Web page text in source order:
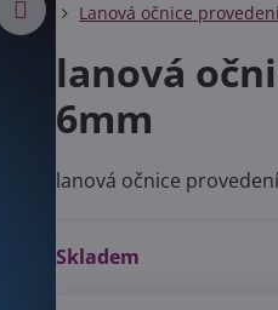
Lanová očnice
lanová
6mm
lanová očnice
Skladem